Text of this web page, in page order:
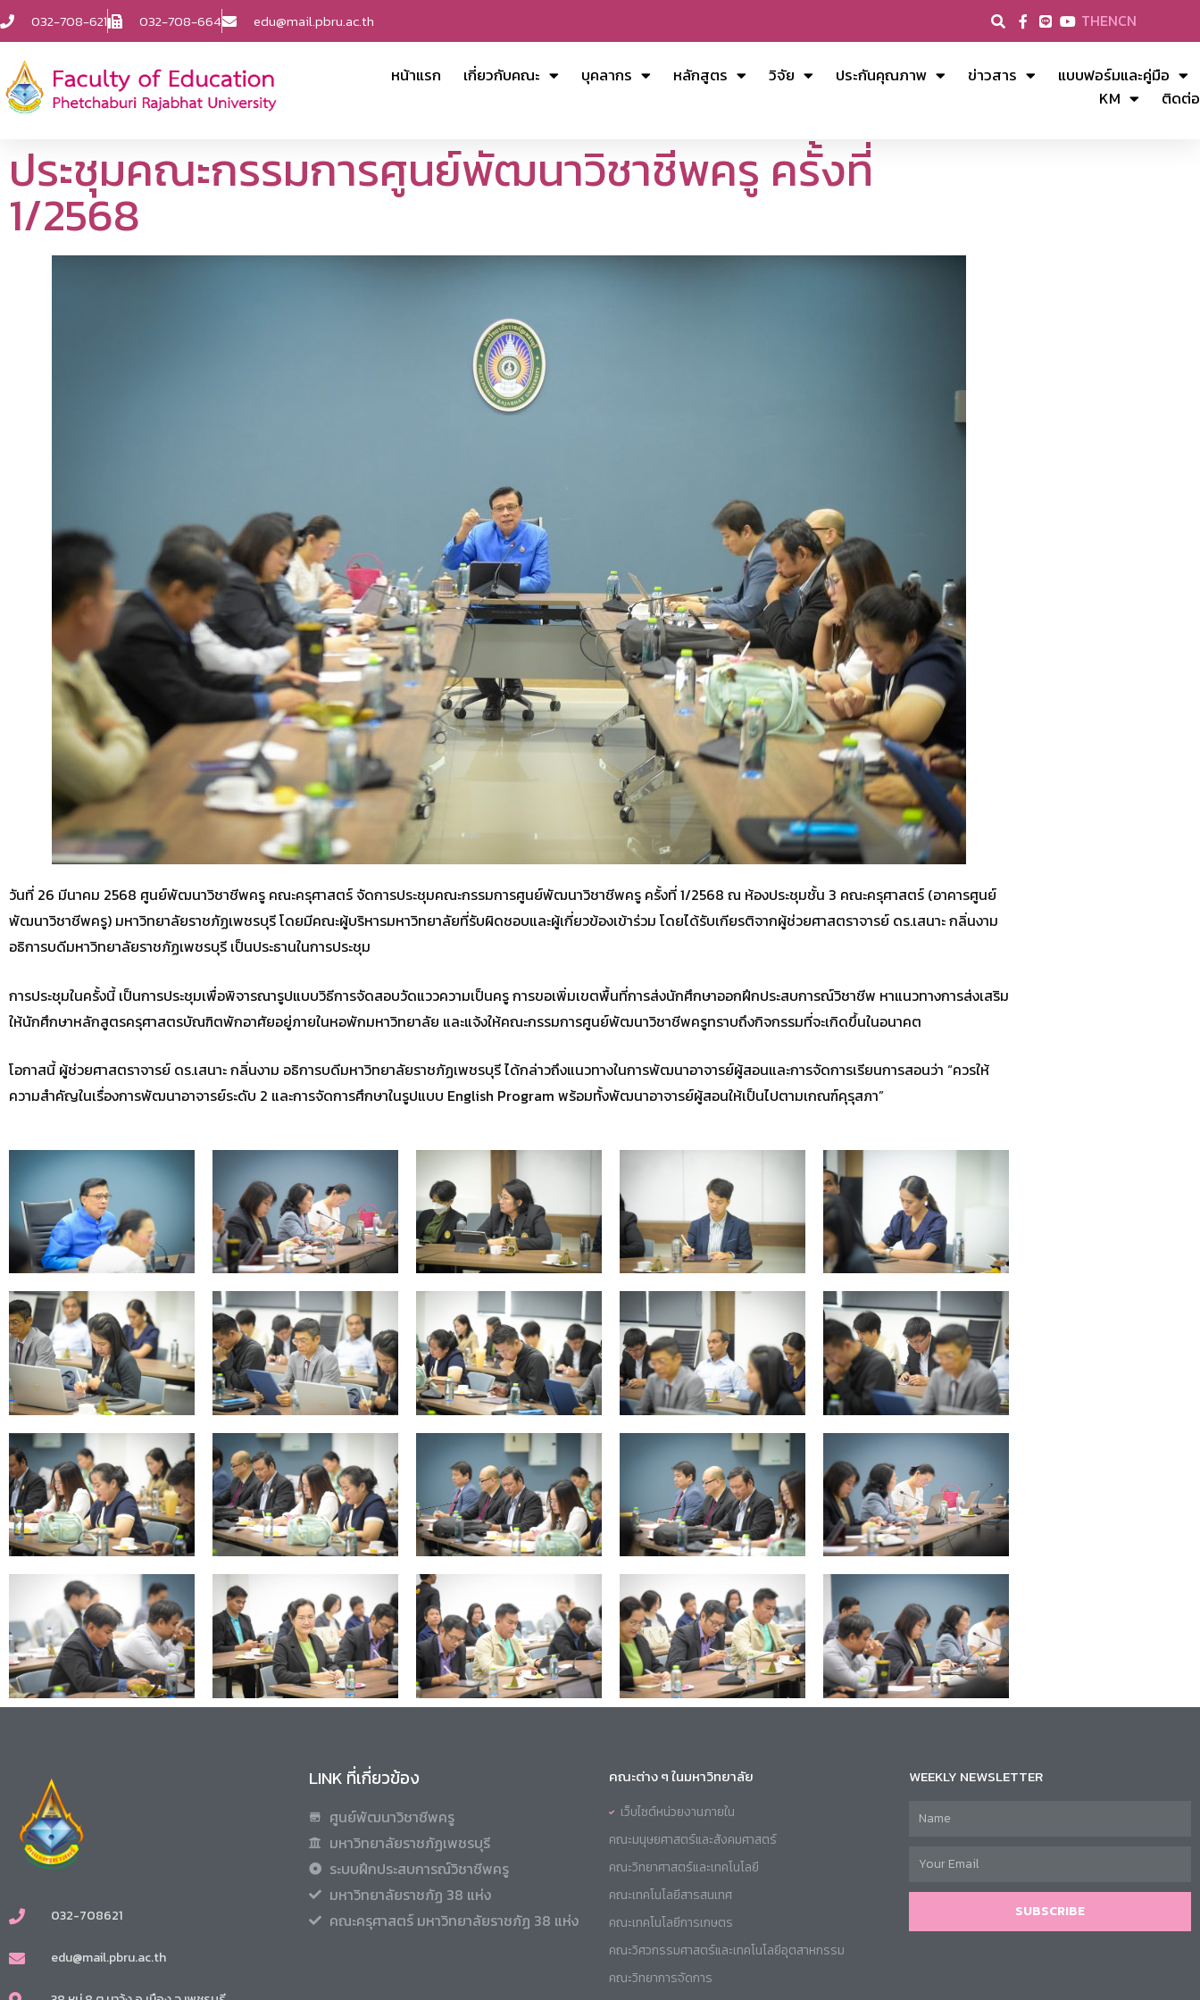
032-708-621 032-708-664 edu@mail.pbru.ac.th THENCN
หน้าแรก เกี่ยวกับคณะ บุคลากร หลักสูตร วิจัย ประกันคุณภาพ ข่าวสาร
แบบฟอร์มและคู่มือ
KM
ติดต่อ
ประชุมคณะกรรมการศูนย์พัฒนาวิชาชีพครู ครั้งที่
1/2568
วันที่ 26 มีนาคม 2568 ศูนย์พัฒนาวิชาชีพครู คณะครุศาสตร์ จัดการประชุมคณะกรรมการศูนย์พัฒนาวิชาชีพครู ครั้งที่ 1/2568 ณ ห้องประชุมชั้น 3 คณะครุศาสตร์ (อาคารศูนย์
พัฒนาวิชาชีพครู) มหาวิทยาลัยราชภัฏเพชรบุรี โดยมีคณะผู้บริหารมหาวิทยาลัยที่รับผิดชอบและผู้เกี่ยวข้องเข้าร่วม โดยได้รับเกียรติจากผู้ช่วยศาสตราจารย์ ดร.เสนาะ กลิ่นงาม
อธิการบดีมหาวิทยาลัยราชภัฏเพชรบุรี เป็นประธานในการประชุม
การประชุมในครั้งนี้ เป็นการประชุมเพื่อพิจารณารูปแบบวิธีการจัดสอบวัดแววความเป็นครู การขอเพิ่มเขตพื้นที่การส่งนักศึกษาออกฝึกประสบการณ์วิชาชีพ หาแนวทางการส่งเสริม
ให้นักศึกษาหลักสูตรครุศาสตรบัณฑิตพักอาศัยอยู่ภายในหอพักมหาวิทยาลัย และแจ้งให้คณะกรรมการศูนย์พัฒนาวิชาชีพครูทราบถึงกิจกรรมที่จะเกิดขึ้นในอนาคต
โอกาสนี้ ผู้ช่วยศาสตราจารย์ ดร.เสนาะ กลิ่นงาม อธิการบดีมหาวิทยาลัยราชภัฏเพชรบุรี ได้กล่าวถึงแนวทางในการพัฒนาอาจารย์ผู้สอนและการจัดการเรียนการสอนว่า “ควรให้
ความสำคัญในเรื่องการพัฒนาอาจารย์ระดับ 2 และการจัดการศึกษาในรูปแบบ English Program พร้อมทั้งพัฒนาอาจารย์ผู้สอนให้เป็นไปตามเกณฑ์คุรุสภา”
032-708621
edu@mail.pbru.ac.th
LINK ที่เกี่ยวข้อง
ศูนย์พัฒนาวิชาชีพครู
มหาวิทยาลัยราชภัฏเพชรบุรี
ระบบฝึกประสบการณ์วิชาชีพครู
มหาวิทยาลัยราชภัฏ 38 แห่ง
คณะครุศาสตร์ มหาวิทยาลัยราชภัฏ 38 แห่ง
คณะต่าง ๆ ในมหาวิทยาลัย
เว็บไซต์หน่วยงานภายใน
คณะมนุษยศาสตร์และสังคมศาสตร์
คณะวิทยาศาสตร์และเทคโนโลยี
คณะเทคโนโลยีสารสนเทศ
คณะเทคโนโลยีการเกษตร
คณะวิศวกรรมศาสตร์และเทคโนโลยีอุตสาหกรรม
คณะวิทยาการจัดการ
WEEKLY NEWSLETTER
SUBSCRIBE